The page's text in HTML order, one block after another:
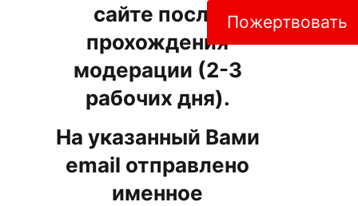
сайте после
прохождения
модерации (2-3
рабочих дня).
На указанный Вами
email отправлено
именное
Пожертвовать